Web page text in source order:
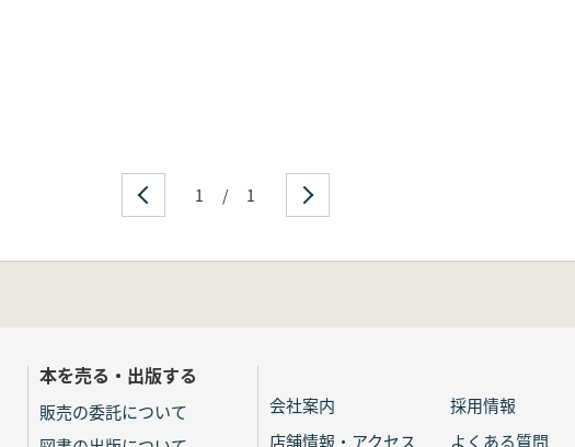
1 / 1
本を売る・出版する
販売の委託について
会社案内
採用情報
店舗情報・アクセス
よくある質問